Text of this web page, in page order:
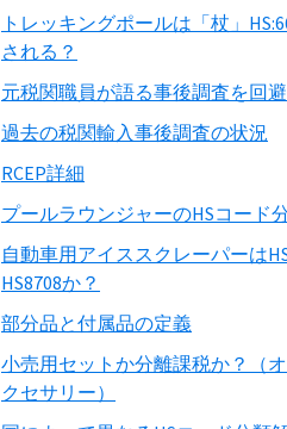
トレッキングポールは「杖」
される？
元税関職員が語る事後調査を回
過去の税関輸入事後調査の状況
RCEP詳細
プールラウンジャーのHSコード
自動車用アイススクレーパーは
HS8708か？
部分品と付属品の定義
小売用セットか分離課税か？（
クセサリー）